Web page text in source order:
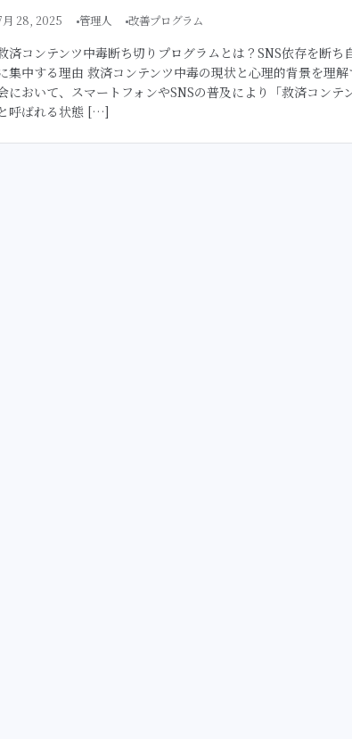
月 28, 2025 管理人 改善プログラム
済コンテンツ中毒断ち切りプログラムとは？SNS依存を断ち
集中する理由 救済コンテンツ中毒の現状と心理的背景を理
において、スマートフォンやSNSの普及により「救済コンテ
と呼ばれる状態 […]